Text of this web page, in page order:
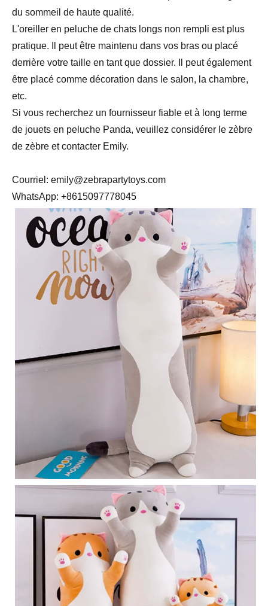
du sommeil de haute qualité.
L'oreiller en peluche de chats longs non rempli est plus
pratique. Il peut être maintenu dans vos bras ou placé
derrière votre taille en tant que dossier. Il peut également
être placé comme décoration dans le salon, la chambre,
etc.
Si vous recherchez un fournisseur fiable et à long terme
de jouets en peluche Panda, veuillez considérer le zèbre
de zèbre et contacter Emily.
Courriel: emily@zebrapartytoys.com
WhatsApp: +8615097778045